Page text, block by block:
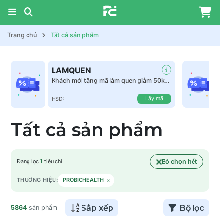
Trang chủ Tất cả sản phẩm
LAMQUEN
Khách mới tặng mã làm quen giảm 50k
HSD: Lấy mã
Tất cả sản phẩm
Đang lọc 1 tiêu chí Bỏ chọn hết
THƯƠNG HIỆU: PROBIOHEALTH ×
5864 sản phẩm Sắp xếp Bộ lọc